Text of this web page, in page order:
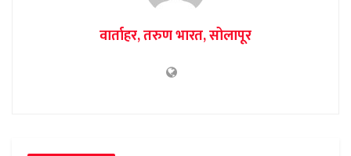
वार्ताहर, तरुण भारत, सोलापूर